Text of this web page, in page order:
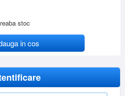
stoc
in cos